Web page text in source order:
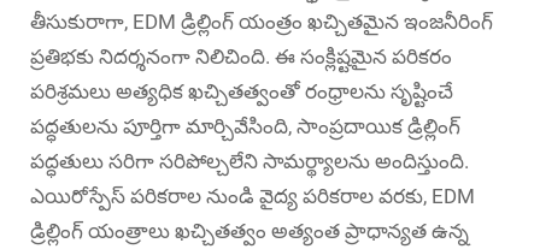
తీసుకురాగా, EDM డ్రిల్లింగ్ యంత్రం ఖచ్చితమైన ఇంజనీరింగ్
ప్రతిభకు నిదర్శనంగా నిలిచింది. ఈ సంక్లిష్టమైన పరికరం
పరిశ్రమలు అత్యధిక ఖచ్చితత్వంతో రంధ్రాలను సృష్టించే
పద్ధతులను పూర్తిగా మార్చివేసింది, సాంప్రదాయిక డ్రిల్లింగ్
పద్ధతులు సరిగా సరిపోల్చలేని సామర్థ్యాలను అందిస్తుంది.
ఎయిరోస్పేస్ పరికరాల నుండి వైద్య పరికరాల వరకు, EDM
డ్రిల్లింగ్ యంత్రాలు ఖచ్చితత్వం అత్యంత ప్రాధాన్యత ఉన్న